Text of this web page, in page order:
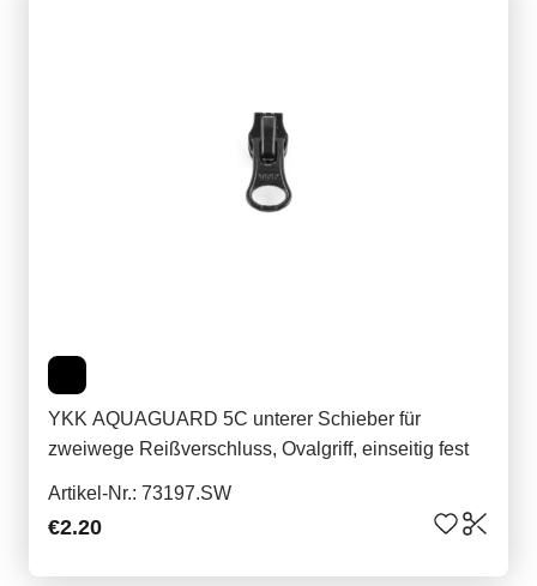
YKK AQUAGUARD 5C unterer Schieber für
zweiwege Reißverschluss, Ovalgriff, einseitig fest
Artikel-Nr.: 73197.SW
€2.20